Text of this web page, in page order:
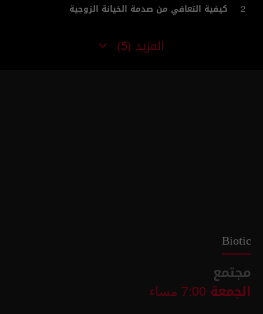
2 كيفية التعافي من صدمة الخيانة الزوجية
المزيد (5)
Biotic
مجتمع
الجمعة 7:00 مساء